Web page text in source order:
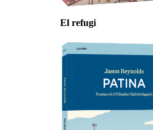
El refugi